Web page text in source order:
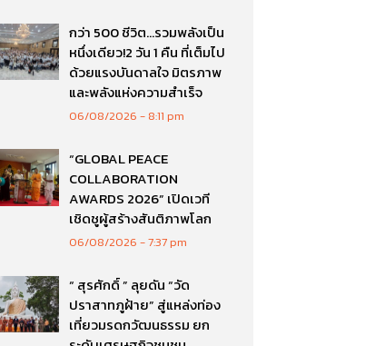
กว่า 500 ชีวิต…รวมพลังเป็น
หนึ่งเดียว!2 วัน 1 คืน ที่เต็มไป
ด้วยแรงบันดาลใจ มิตรภาพ
และพลังแห่งความสำเร็จ
06/08/2026 8:11 pm
“GLOBAL PEACE
COLLABORATION
AWARDS 2026” เปิดเวที
เชิดชูผู้สร้างสันติภาพโลก
06/08/2026 7:37 pm
“ สุรศักดิ์ ” ลุยดัน “วัด
ปราสาทภูฝ้าย” สู่แหล่งท่อง
เที่ยวมรดกวัฒนธรรม ยก